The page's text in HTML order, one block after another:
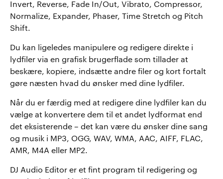
Invert, Reverse, Fade In/Out, Vibrato, Compressor,
Normalize, Expander, Phaser, Time Stretch og Pitch
Shift.
Du kan ligeledes manipulere og redigere direkte i
lydfiler via en grafisk brugerflade som tillader at
beskære, kopiere, indsætte andre filer og kort fortalt
gøre næsten hvad du ønsker med dine lydfiler.
Når du er færdig med at redigere dine lydfiler kan du
vælge at konvertere dem til et andet lydformat end
det eksisterende – det kan være du ønsker dine sang
og musik i MP3, OGG, WAV, WMA, AAC, AIFF, FLAC,
AMR, M4A eller MP2.
DJ Audio Editor er et fint program til redigering og